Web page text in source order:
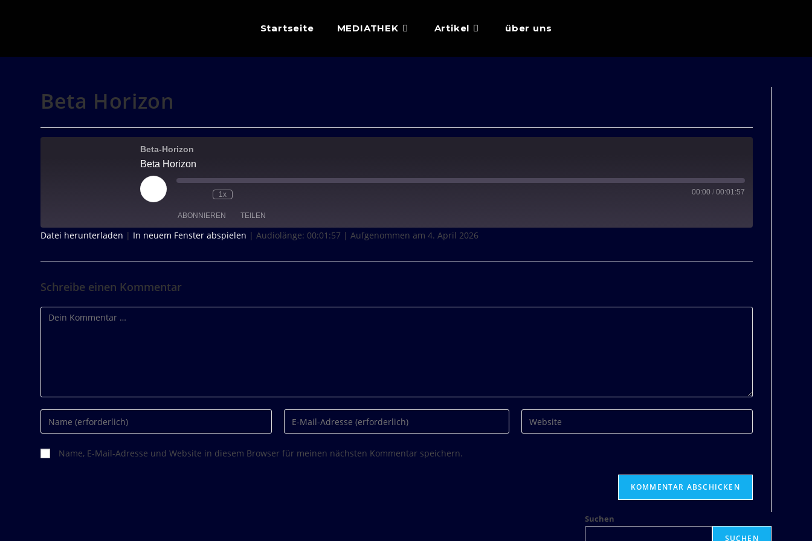
Startseite MEDIATHEK Artikel über uns
Beta Horizon
Beta-Horizon
Beta Horizon
1x 00:00 / 00:01:57
ABONNIEREN TEILEN
RSS FEED
Datei herunterladen | In neuem Fenster abspielen |Audiolänge: 00:01:57 |Aufgenommen am 4. April 2026
Schreibe einen Kommentar
Name, E-Mail-Adresse und Website in diesem Browser für meinen nächsten Kommentar speichern.
Suchen
SUCHEN